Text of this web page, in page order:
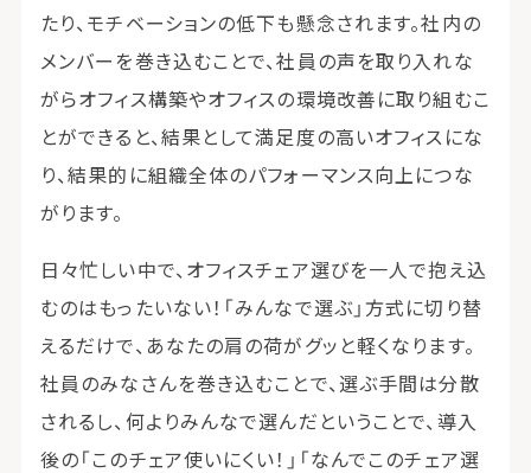
たり、モチベーションの低下も懸念されます。社内の
メンバーを巻き込むことで、社員の声を取り入れな
がらオフィス構築やオフィスの環境改善に取り組むこ
とができると、結果として満足度の高いオフィスにな
り、結果的に組織全体のパフォーマンス向上につな
がります。
日々忙しい中で、オフィスチェア選びを一人で抱え込
むのはもったいない！「みんなで選ぶ」方式に切り替
えるだけで、あなたの肩の荷がグッと軽くなります。
社員のみなさんを巻き込むことで、選ぶ手間は分散
されるし、何よりみんなで選んだということで、導入
後の「このチェア使いにくい！」「なんでこのチェア選